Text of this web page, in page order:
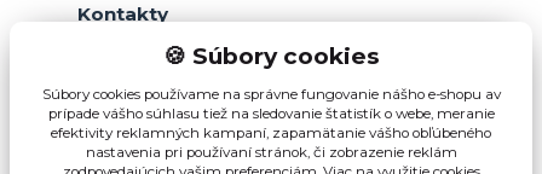
Kontakty
b2b@pikvalitu.sk
🍪 Súbory cookies
Súbory cookies používame na správne fungovanie nášho e-shopu av
prípade vášho súhlasu tiež na sledovanie štatistík o webe, meranie
efektivity reklamných kampaní, zapamätanie vášho obľúbeného
nastavenia pri používaní stránok, či zobrazenie reklám